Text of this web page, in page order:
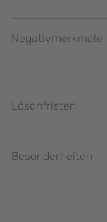
Negativmerkmale
Löschfristen
Besonderheiten